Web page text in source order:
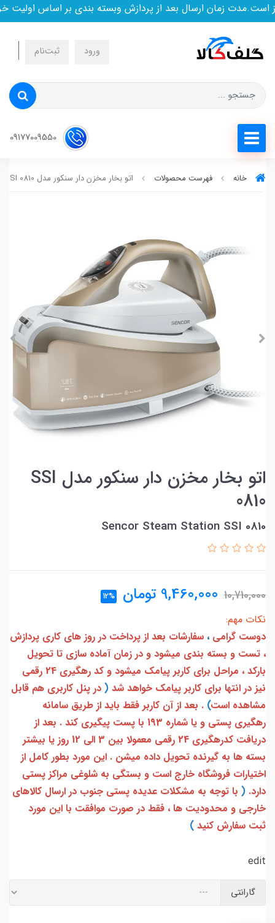
زمان ارسال بعد از پردازش وبسته بندی بر اساس اولیت خرید
ورود ثبت‌نام
خانه فهرست محصولات اتو بخار مخزن دار سنکور مدل SSI 0810
اتو بخار مخزن دار سنکور مدل SSI
0810
Sencor Steam Station SSI 0810
10,710,000
9,460,000 تومان 12%
نکات مهم:
دوست گرامی ، سفارشات بعد از پرداخت در روز های کاری پردازش
، تست و بسته بندی میشود و در زمان آماده سازی تا تحویل
بارکد ، مراحل برای کاربر پیامک میشود و کد رهگیری 24 رقمی
نیز در انتها برای کاربر پیامک خواهد شد ( در پنل کاربری هم قابل
مشاهده است) . بعد از آن کاربر فقط باید از طریق سامانه
رهگیری پستی و یا شماره 193 با پست پیگیری کند . بعد از
دریافت کدرهگیری 24 رقمی معمولا بین 3 الی 12 روز یا بیشتر
بسته ها به گیرنده تحویل داده میشن . این مورد بطور کامل از
اختیارات فروشگاه خارج است و بستگی به شلوغی مراکز پستی
دارد. ( با توجه به مشکلات عدیده پستی جنوب در ارسال کالاهای
خارجی و محدودیت ها ، فقط در صورت موافقت با این مورد
ثبت سفارش کنید )
edit
گارانتی